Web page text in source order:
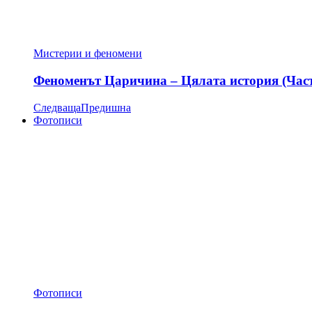
Мистерии и феномени
Феноменът Царичина – Цялата история
СледващаПредишна
Фотописи
Фотописи